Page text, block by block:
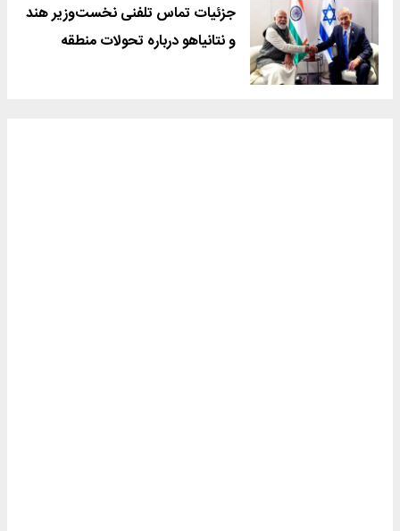
جزئیات تماس تلفنی نخست‌وزیر هند
و نتانیاهو درباره تحولات منطقه